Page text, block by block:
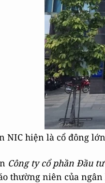
NIC hiện là cổ đông
Công ty cổ phần Đầu
thường niên của